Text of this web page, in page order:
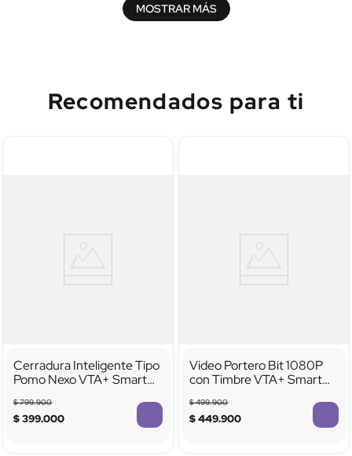
MOSTRAR MÁS
Recomendados para ti
Cerradura Inteligente Tipo
Pomo Nexo VTA+ Smart
$799.900
$399.000
Video Portero Bit 1080P
con Timbre VTA+ Smart
$499.900
$449.900